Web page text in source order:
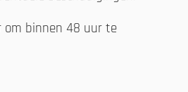
om binnen 48 uur te